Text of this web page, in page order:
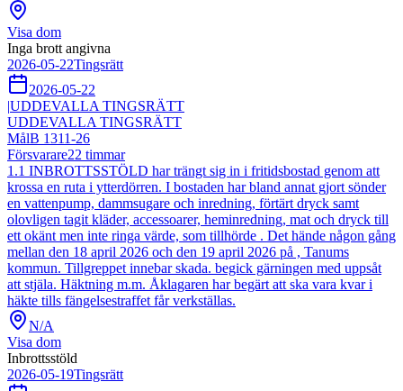
Visa dom
Inga brott angivna
2026-05-22Tingsrätt
2026-05-22
|UDDEVALLA TINGSRÄTT
UDDEVALLA TINGSRÄTT
MålB 1311-26
Försvarare22 timmar
1.1 INBROTTSSTÖLD har trängt sig in i fritidsbostad genom att
krossa en ruta i ytterdörren. I bostaden har bland annat gjort sönder
en vattenpump, dammsugare och inredning, förtärt dryck samt
olovligen tagit kläder, accessoarer, heminredning, mat och dryck till
ett okänt men inte ringa värde, som tillhörde . Det hände någon gång
mellan den 18 april 2026 och den 19 april 2026 på , Tanums
kommun. Tillgreppet innebar skada. begick gärningen med uppsåt
att stjäla. Häktning m.m. Åklagaren har begärt att ska vara kvar i
häkte tills fängelsestraffet får verkställas.
N/A
Visa dom
Inbrottsstöld
2026-05-19Tingsrätt